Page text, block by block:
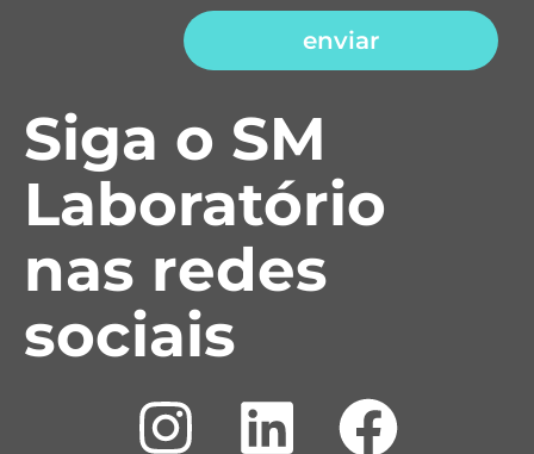
enviar
Siga o SM
Laboratório
nas redes
sociais